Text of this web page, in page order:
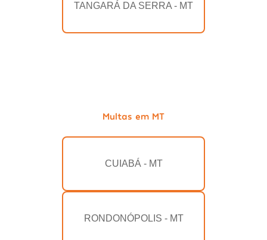
TANGARÁ DA SERRA - MT
Multas em MT
CUIABÁ - MT
RONDONÓPOLIS - MT